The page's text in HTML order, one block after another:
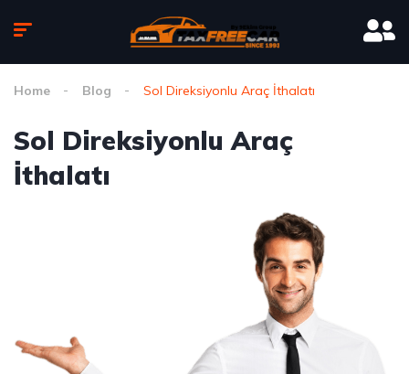
Home Blog Sol Direksiyonlu Araç İthalatı
Sol Direksiyonlu Araç
İthalatı